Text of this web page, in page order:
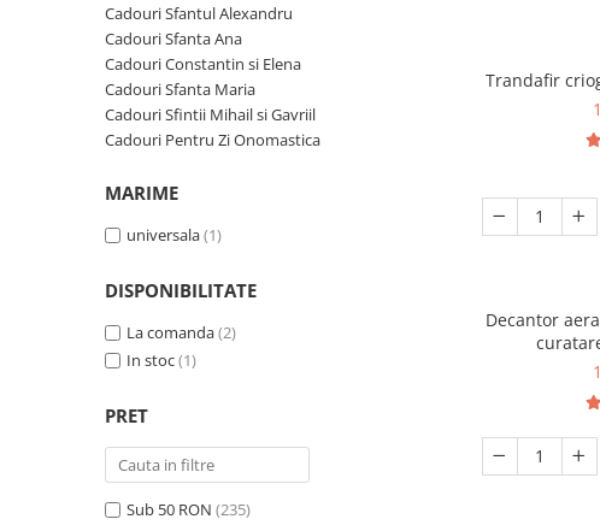
Cadouri pentru Sefi
Cel ce are tot
Cadouri Nunta si Cununie civila
Cadouri Sfantul Alexandru
Cadouri Sfanta Ana
Cadouri Constantin si Elena
Cadouri Sfanta Maria
Cadouri Sfintii Mihail si Gavriil
Cadouri Pentru Zi Onomastica
MARIME
universala(1)
DISPONIBILITATE
La comanda(2)
In stoc(1)
PRET
Sub 50 RON (235)
Trandafir
Decantor